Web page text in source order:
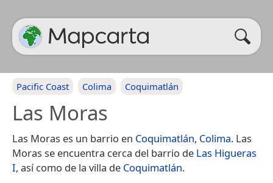
Pacific Coast Colima Coquimatlán
Las Moras
Las Moras es un barrio en Coquimatlán, Colima. Las
Moras se encuentra cerca del barrio de Las Higueras
I, así como de la villa de Coquimatlán.